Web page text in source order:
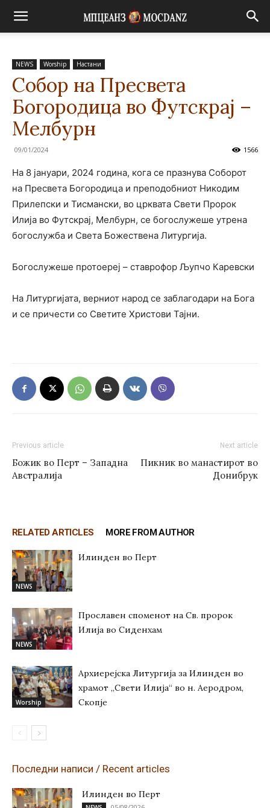
NEWS Worship Настани
Собор на Пресвета
Богородица во Футскрај –
Мелбурн
09/01/2024 1566
На 8 јануари, 2024 година, кога се празнува Соборот
на Пресвета Богородица и преподобниот Никодим
Прилепски и Тисмански, во црквата Свети Пророк
Илија во Футскрај, Мелбурн, се богослужеше утрена
богослужба и Света Божествена Литургија.
Богослужеше протоереј – ставрофор Љупчо Каревски
На Литургијата, верниот народ се заблагодари на Бога
и се причести со Светите Христови Тајни.
Previous article
Божик во Перт – Западна
Австралија
Next article
Пикник во манастирот во
Донибрук
RELATED ARTICLES MORE FROM AUTHOR
NEWS
Илинден во Перт
NEWS
Прославен споменот на Св. пророк
Илија во Сиденхам
Worship
Архиерејска Литургија за Илинден во
храмот „Свети Илија“ во н. Аеродром,
Скопје
Последни написи / Recent articles
Илинден во Перт